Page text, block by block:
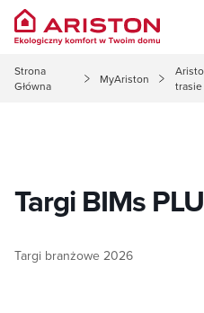
Strona
Główna
MyAriston
trasie
Targi BIMs
Targi branżowe 2026